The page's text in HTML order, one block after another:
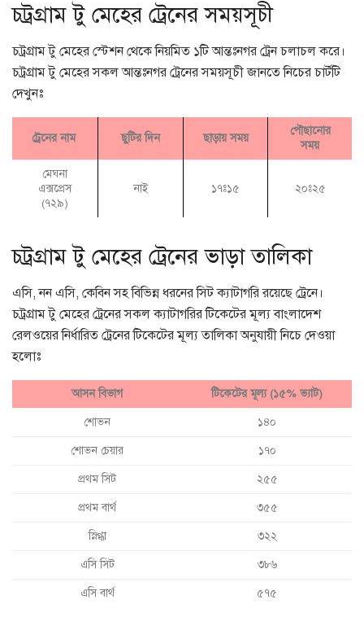
চট্রগ্রাম টু মেহের ট্রেনের সময়সূচী
চট্রগ্রাম টু মেহের স্টেশন থেকে নিয়মিত ১টি আন্তঃনগর ট্রেন চলাচল করে।
চট্রগ্রাম টু মেহের সকল আন্তঃনগর ট্রেনের সময়সূচী জানতে নিচের চার্টটি
দেখুনঃ
ট্রেনের নাম ছুটির দিন ছাড়ায় সময়
পৌছানোর
সময়
মেঘনা
এক্সপ্রেস
(৭২৯)
নাই ১৭ঃ১৫ ২০ঃ২৫
চট্রগ্রাম টু মেহের ট্রেনের ভাড়া তালিকা
এসি, নন এসি, কেবিন সহ বিভিন্ন ধরনের সিট ক্যাটাগরি রয়েছে ট্রেনে।
চট্রগ্রাম টু মেহের ট্রেনের সকল ক্যাটাগরির টিকেটের মূল্য বাংলাদেশ
রেলওয়ের নির্ধারিত ট্রেনের টিকেটের মূল্য তালিকা অনুযায়ী নিচে দেওয়া
হলোঃ
আসন বিভাগ টিকেটের মূল্য (১৫% ভ্যাট)
শোভন ১৪০
শোভন চেয়ার ১৭০
প্রথম সিট ২৫৫
প্রথম বার্থ ৩৫৫
স্নিগ্ধা ৩২২
এসি সিট ৩৮৬
এসি বার্থ ৫৭৫